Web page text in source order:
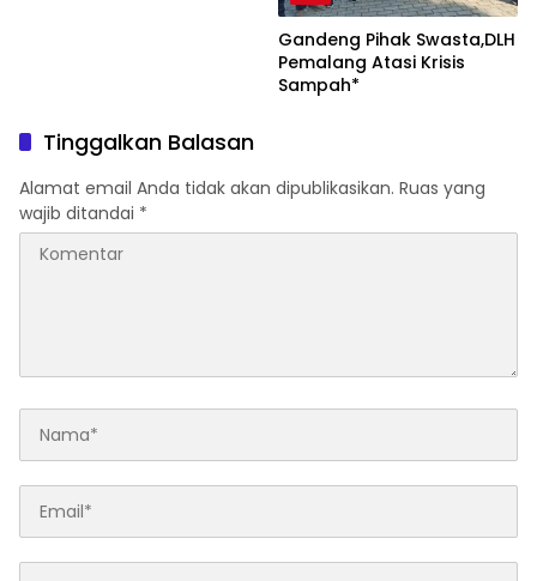
Gandeng Pihak Swasta,DLH
Pemalang Atasi Krisis
Sampah*
Tinggalkan Balasan
Alamat email Anda tidak akan dipublikasikan. Ruas yang
wajib ditandai *